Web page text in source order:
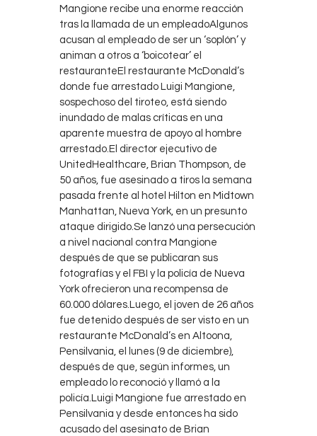
Mangione recibe una enorme reacción
tras la llamada de un empleadoAlgunos
acusan al empleado de ser un ‘soplón’ y
animan a otros a ‘boicotear’ el
restauranteEl restaurante McDonald’s
donde fue arrestado Luigi Mangione,
sospechoso del tiroteo, está siendo
inundado de malas críticas en una
aparente muestra de apoyo al hombre
arrestado.El director ejecutivo de
UnitedHealthcare, Brian Thompson, de
50 años, fue asesinado a tiros la semana
pasada frente al hotel Hilton en Midtown
Manhattan, Nueva York, en un presunto
ataque dirigido.Se lanzó una persecución
a nivel nacional contra Mangione
después de que se publicaran sus
fotografías y el FBI y la policía de Nueva
York ofrecieron una recompensa de
60.000 dólares.Luego, el joven de 26 años
fue detenido después de ser visto en un
restaurante McDonald’s en Altoona,
Pensilvania, el lunes (9 de diciembre),
después de que, según informes, un
empleado lo reconoció y llamó a la
policía.Luigi Mangione fue arrestado en
Pensilvania y desde entonces ha sido
acusado del asesinato de Brian